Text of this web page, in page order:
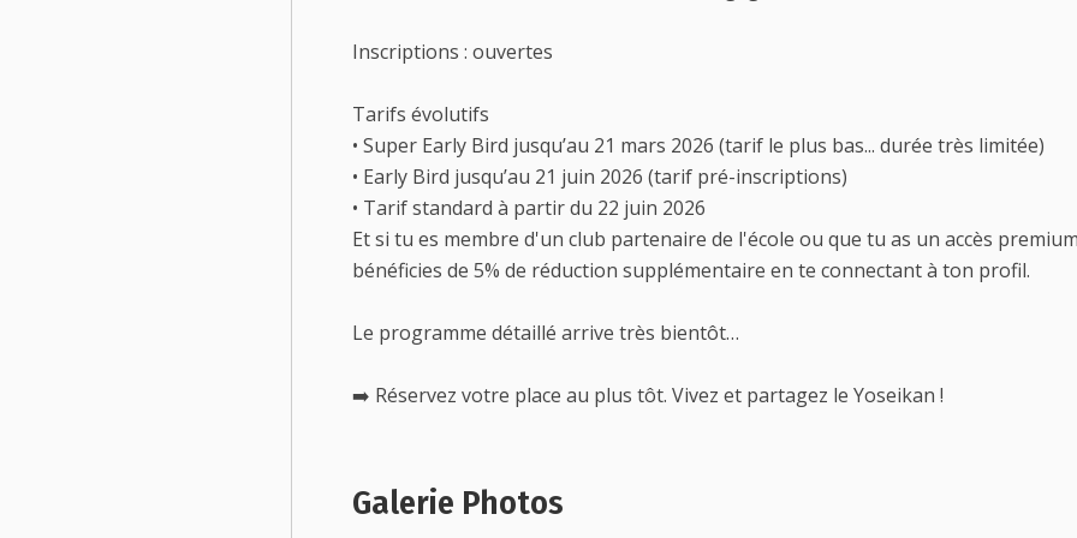
Inscriptions : ouvertes
Tarifs évolutifs
• Super Early Bird jusqu’au 21 mars 2026 (tarif le plus bas... durée très limitée)
• Early Bird jusqu’au 21 juin 2026 (tarif pré-inscriptions)
• Tarif standard à partir du 22 juin 2026
Et si tu es membre d'un club partenaire de l'école ou que tu as un accès
bénéficies de 5% de réduction supplémentaire en te connectant à ton profil.
Le programme détaillé arrive très bientôt…
➡️ Réservez votre place au plus tôt. Vivez et partagez le Yoseikan !
Galerie Photos